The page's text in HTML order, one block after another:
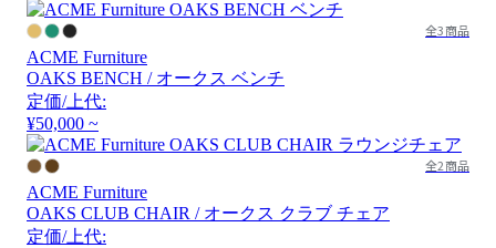
全3商品
ACME Furniture
OAKS BENCH / オークス ベンチ
定価/上代:
¥50,000 ~
全2商品
ACME Furniture
OAKS CLUB CHAIR / オークス クラブ チェア
定価/上代: